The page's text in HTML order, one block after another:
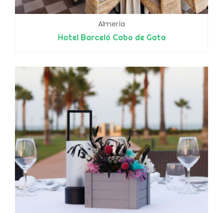
Almería
Hotel Barceló Cabo de Gata